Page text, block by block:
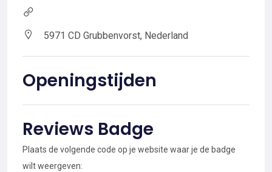
5971 CD Grubbenvorst, Nederland
Openingstijden
Reviews Badge
Plaats de volgende code op je website waar je de badge
wilt weergeven: